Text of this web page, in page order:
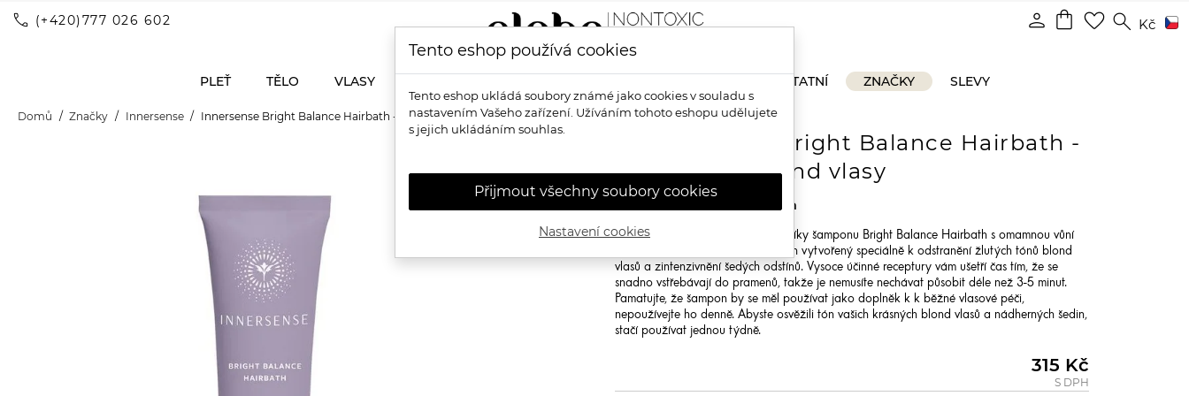
call (+420)777 026 602 shopping_bag favorite_border search Kč
person
PLEŤ TĚLO VLASY OSTATNÍ ZNAČKY SLEVY
Domů Značky Innersense Innersense Bright Balance Hairbath - Šampon na blond vlasy
Bright Balance Hairbath -
Šampon na blond vlasy
Innersense Bright Balance Hairbath
Ještě krásnější odstín blond vlasů díky šamponu Bright Balance Hairbath s omamnou vůní
jasmínu a jablek! Ošetřující šampon vytvořený speciálně k odstranění žlutých tónů blond
vlasů a zintenzivnění šedých odstínů. Vysoce účinné receptury vám ušetří čas tím, že se
snadno vstřebávají do pramenů, takže je nemusíte nechávat působit déle než 3-5 minut.
Pamatujte, že šampon by se měl používat jako doplněk k k běžné vlasové péči,
nepoužívejte ho denně. Abyste osvěžili tón vašich krásných blond vlasů a nádherných šedin,
stačí používat jednou týdně.
315 Kč
S DPH
Tento eshop používá cookies
Tento eshop ukládá soubory známé jako cookies v souladu s
nastavením Vašeho zařízení. Užíváním tohoto eshopu udělujete
s jejich ukládáním souhlas.
Přijmout všechny soubory cookies
Nastavení cookies